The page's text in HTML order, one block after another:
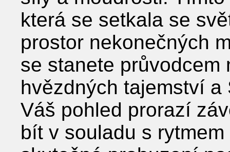
která se setkala se
prostor nekonečných
se stanete průvodcem
hvězdných tajemství a
Váš pohled prorazí
bít v souladu s